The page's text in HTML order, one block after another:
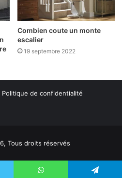
Combien coute un monte
escalier
19 septembre 2022
Politique de confidentialité
Tous droits réservés